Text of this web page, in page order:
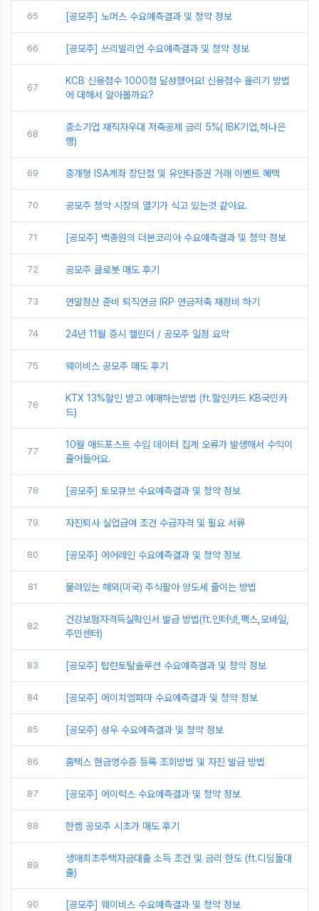
65 [공모주] 노머스 수요예측결과 및 청약 정보
66 [공모주] 쓰리빌리언 수요예측결과 및 청약 정보
67
KCB 신용점수 1000점 달성했어요! 신용점수 올리기 방법
에 대해서 알아볼까요?
68
중소기업 재직자우대 저축공제 금리 5%( IBK기업,하나은
행)
69 중개형 ISA계좌 장단점 및 유안타증권 거래 이벤트 혜택
70 공모주 청약 시장의 열기가 식고 있는것 같아요.
71 [공모주] 백종원의 더본코리아 수요예측결과 및 청약 정보
72 공모주 클로봇 매도 후기
73 연말정산 준비 퇴직연금 IRP 연금저축 재정비 하기
74 24년 11월 증시 캘린더 / 공모주 일정 요약
75 웨이비스 공모주 매도 후기
76
KTX 13%할인 받고 예매하는방법 (ft.할인카드 KB국민카
드)
77
10월 애드포스트 수입 데이터 집계 오류가 발생해서 수익이
줄어들어요.
78 [공모주] 토모큐브 수요예측결과 및 청약 정보
79 자진퇴사 실업급여 조건 수급자격 및 필요 서류
80 [공모주] 에어레인 수요예측결과 및 청약 정보
81 물려있는 해외(미국) 주식팔아 양도세 줄이는 방법
82
건강보험자격득실확인서 발급 방법(ft.인터넷,팩스,모바일,
주민센터)
83 [공모주] 탑런토탈솔루션 수요예측결과 및 청약 정보
84 [공모주] 에이치엠파마 수요예측결과 및 청약 정보
85 [공모주] 성우 수요예측결과 및 청약 정보
86 홈택스 현금영수증 등록 조회방법 및 자진 발급 방법
87 [공모주] 에이럭스 수요예측결과 및 청약 정보
88 한켐 공모주 시초가 매도 후기
89
생애최초주택자금대출 소득 조건 및 금리 한도 (ft.디딤돌대
출)
90 [공모주] 웨이비스 수요예측결과 및 청약 정보